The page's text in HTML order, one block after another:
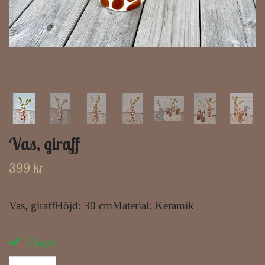
Vas, giraff
399 kr
Vas, giraffHöjd: 30 cmMaterial: Keramik
I lager